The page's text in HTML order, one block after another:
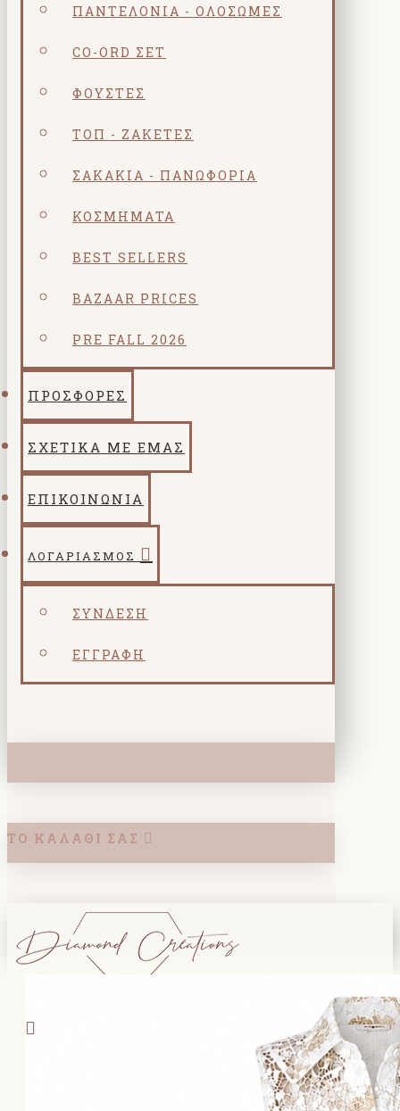
ΠΑΝΤΕΛΌΝΙΑ - ΟΛΌΣΩΜΕΣ
CO-ORD ΣΕΤ
ΦΟΎΣΤΕΣ
ΤΟΠ - ΖΑΚΈΤΕΣ
ΣΑΚΆΚΙΑ - ΠΑΝΩΦΌΡΙΑ
ΚΟΣΜΗΜΑΤΑ
BEST SELLERS
BAZAAR PRICES
PRE FALL 2026
ΠΡΟΣΦΟΡΕΣ
ΣΧΕΤΙΚΑ ΜΕ ΕΜΑΣ
ΕΠΙΚΟΙΝΩΝΙΑ
ΛΟΓΑΡΙΑΣΜΌΣ
ΣΎΝΔΕΣΗ
ΕΓΓΡΑΦΉ
ΤΟ ΚΑΛΆΘΙ ΣΑΣ